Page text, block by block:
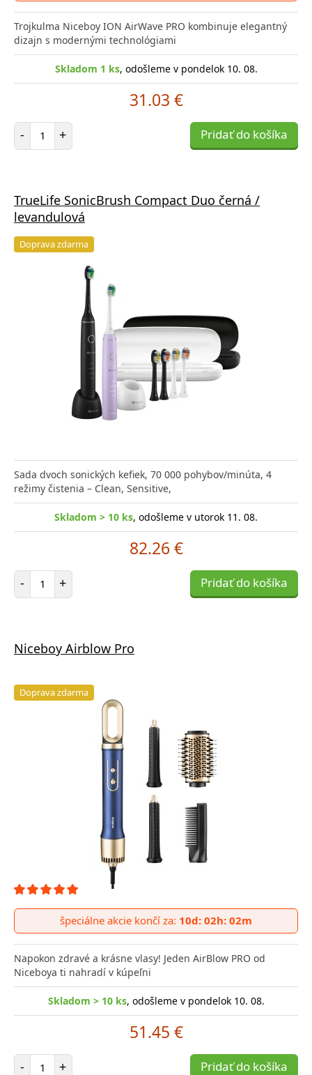
Trojkulma Niceboy ION AirWave PRO kombinuje elegantný
dizajn s modernými technológiami
Skladom 1 ks, odošleme v pondelok 10. 08.
31.03 €
- Počet položiek
+ Pridať do košíka
TrueLife SonicBrush Compact Duo černá /
levandulová
Doprava zdarma
Sada dvoch sonických kefiek, 70 000 pohybov/minúta, 4
režimy čistenia – Clean, Sensitive,
Skladom > 10 ks, odošleme v utorok 11. 08.
82.26 €
- Počet položiek
+ Pridať do košíka
Niceboy Airblow Pro
Doprava zdarma
špeciálne akcie končí za: 10d: 02h: 02m
Napokon zdravé a krásne vlasy! Jeden AirBlow PRO od
Niceboya ti nahradí v kúpeľni
Skladom > 10 ks, odošleme v pondelok 10. 08.
51.45 €
- Počet položiek
+ Pridať do košíka